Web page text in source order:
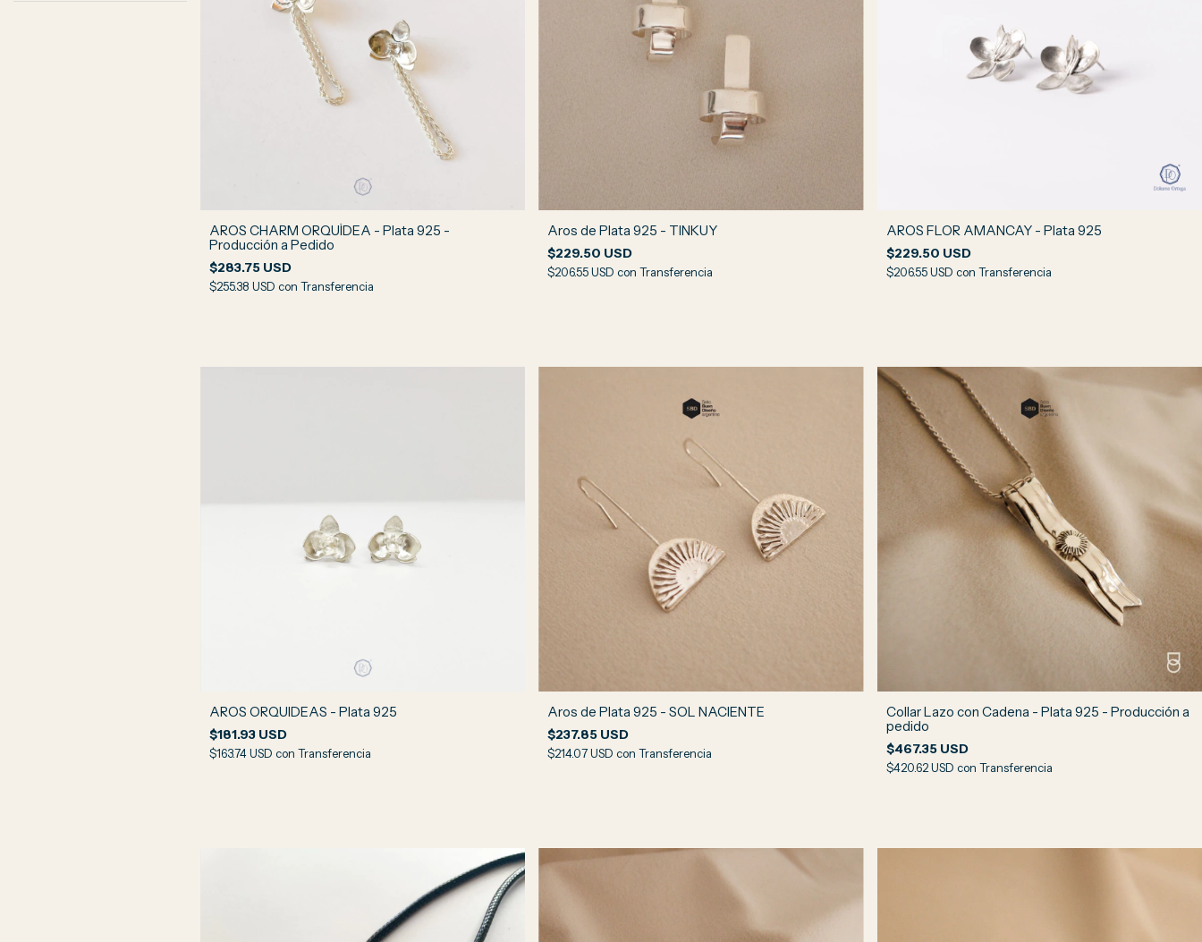
AROS CHARM ORQUÍDEA - Plata 925 -
Producción a Pedido
$283.75 USD
$255.38 USD con Transferencia
Aros de Plata 925 - TINKUY
$229.50 USD
$206.55 USDcon Transferencia
AROS FLOR AMANCAY - Plata 925
$229.50 USD
$206.55 USD con Transferencia
AROS ORQUIDEAS - Plata 925
$181.93 USD
$163.74 USD con Transferencia
Aros de Plata 925 - SOL NACIENTE
$237.85 USD
$214.07 USDcon Transferencia
Collar Lazo con Cadena - Plata 925 - Producción a
pedido
$467.35 USD
$420.62 USD con Transferencia